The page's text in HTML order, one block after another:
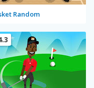
Random